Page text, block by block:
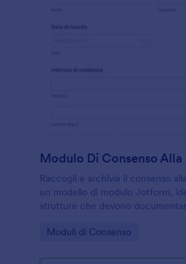
Modulo Di Consenso
Raccogli e archivia il consenso
un modello di modulo Jotform,
strutture che devono
dati.
Go to Category:
Moduli di Consenso